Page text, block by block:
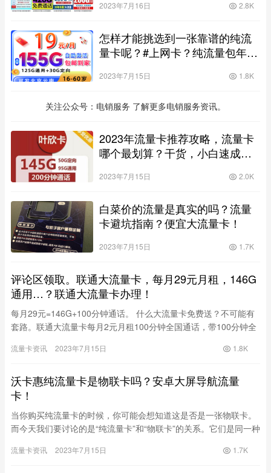
2023年7月16日 2.8K
怎样才能挑选到一张靠谱的纯流
量卡呢？#上网卡？纯流量包年
2023年7月15日 1.8K
关注公众号：电销服务 了解更多电销服务资讯。
2023年流量卡推荐攻略，流量卡
哪个最划算？干货，小白速成老
卡！
2023年7月15日 2.0K
白菜价的流量是真实的吗？流量
卡避坑指南？便宜大流量卡！
2023年7月15日 1.7K
评论区领取。联通大流量卡，每月29元月租，146G
通用…？联通大流量卡办理！
每月29元=146G+100分钟通话。 什么大流量卡免费送？不可能有
套路。联通大流量卡每月2元月租100分钟全国通话，带100分钟全
流量卡资讯 2023年7月15日 1.8K
沃卡惠纯流量卡是物联卡吗？安卓大屏导航流量
卡！
当你购买纯流量卡的时候，你可能会想知道这是否是一张物联卡。
而今天我们要讨论的是“纯流量卡”和“物联卡”的关系。它们是同一种
流量卡资讯 2023年7月15日 1.7K